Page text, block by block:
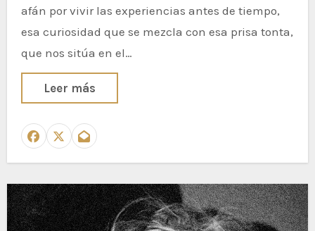
afán por vivir las experiencias antes de tiempo,
esa curiosidad que se mezcla con esa prisa tonta,
que nos sitúa en el…
Leer más